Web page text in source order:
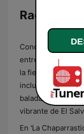
Radio
Conocida
entre los
la fiesta en cada
incluye desde la
baladas que
vibrante de El
En 'La